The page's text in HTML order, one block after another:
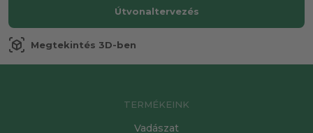
Útvonaltervezés
view_in_ar Megtekintés 3D-ben
TERMÉKEINK
Vadászat